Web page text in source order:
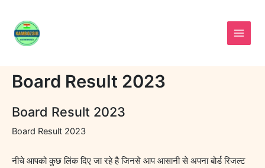
content
Board Result 2023
Board Result 2023
Board Result 2023
नीचे आपको कुछ लिंक दिए जा रहे है जिनसे आप आसानी से अपना बोर्ड रिजल्ट